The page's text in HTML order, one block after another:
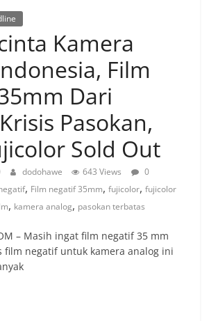
Kamera
Film
Dari
Pasokan,
Sold Out
dodohawe 643 Views
0
, Film negatif 35mm,fujicolor,fujicolor
, kamera analog, pasokan terbatas
– Masih ingat film negatif 35 mm
film negatif untuk kamera analog ini